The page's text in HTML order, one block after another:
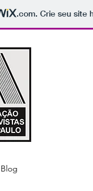
.com. Crie seu site
Blog